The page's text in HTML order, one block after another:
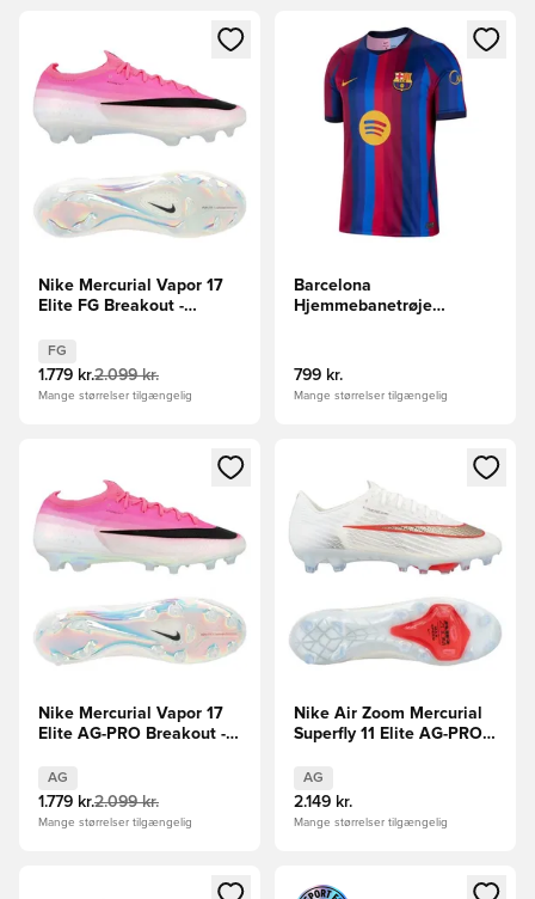
Åbner en Modal til at logge ind eller tilmelde dig som
Nike Mercurial Vapor 17
Elite FG Breakout -
FG
1.779 kr.2.099 kr.
Mange størrelser tilgængelig
Åbner en Modal til at logge
Barcelona
Hjemmebanetrøje
799 kr.
Mange størrelser tilgængelig
Åbner en Modal til at logge ind eller tilmelde dig som
Nike Mercurial Vapor 17
Elite AG-PRO Breakout -
AG
1.779 kr.2.099 kr.
Mange størrelser tilgængelig
Åbner en Modal til at logge
Nike Air Zoom Mercurial
Superfly 11 Elite AG-PRO
AG
2.149 kr.
Mange størrelser tilgængelig
Åbner en Modal til at logge ind eller tilmelde dig som
Åbner en Modal til at logge